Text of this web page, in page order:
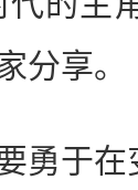
分享。
于在